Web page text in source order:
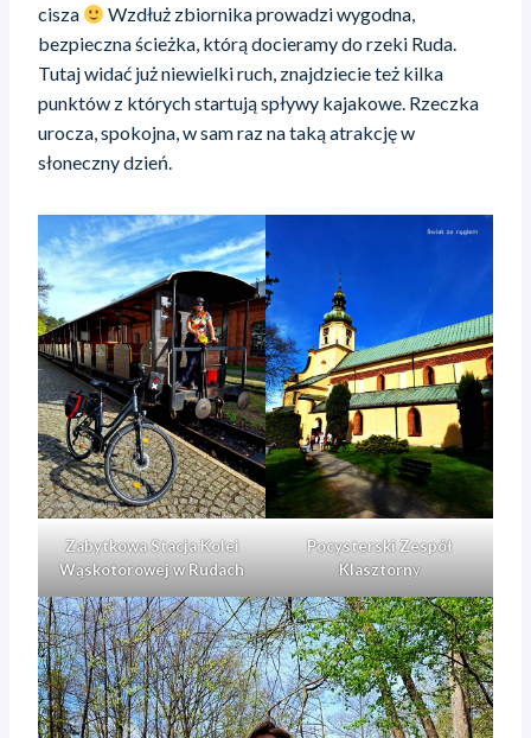
cisza
Wzdłuż zbiornika prowadzi wygodna,
bezpieczna ścieżka, którą docieramy do rzeki Ruda.
Tutaj widać już niewielki ruch, znajdziecie też kilka
punktów z których startują spływy kajakowe. Rzeczka
urocza, spokojna, w sam raz na taką atrakcję w
słoneczny dzień.
Zabytkowa Stacja Kolei
Wąskotorowej w Rudach
Pocysterski Zespół
Klasztorny